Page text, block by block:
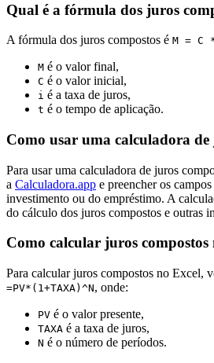
Qual é a fórmula dos juros
A fórmula dos juros compostos é M =
M é o valor final,
C é o valor inicial,
i é a taxa de juros,
t é o tempo de aplicação.
Como usar uma calculadora de
Para usar uma calculadora de juros
a Calculadora.app e preencher os
investimento ou do empréstimo. A
do cálculo dos juros compostos e outras
Como calcular juros compostos
Para calcular juros compostos no Excel,
=PV*(1+TAXA)^N, onde:
PV é o valor presente,
TAXA é a taxa de juros,
N é o número de períodos.